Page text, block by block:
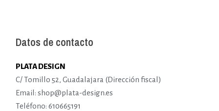
Datos de contacto
PLATA DESIGN
C/ Tomillo 52, Guadalajara (Dirección fiscal)
Email: shop@plata-design.es
Teléfono: 610665191